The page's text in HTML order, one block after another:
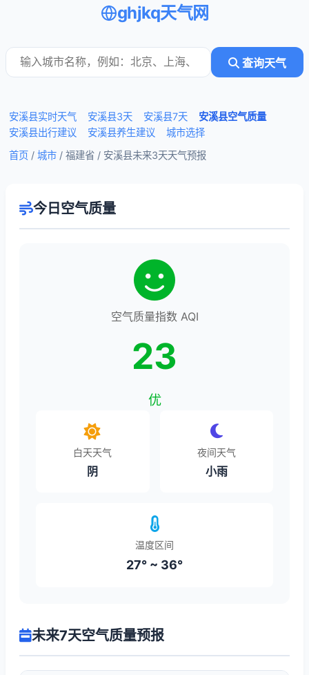
ghjkq天气网
查询天气
安溪县实时天气 安溪县3天 安溪县7天
安溪县空气质量
安溪县出行建议
安溪县养生建议
城市选择
首页 / 城市 / 福建省 / 安溪县未来3天天气预报
今日空气质量
空气质量指数 AQI
23
优
白天天气
阴
夜间天气
小雨
温度区间
27° ~ 36°
未来7天空气质量预报